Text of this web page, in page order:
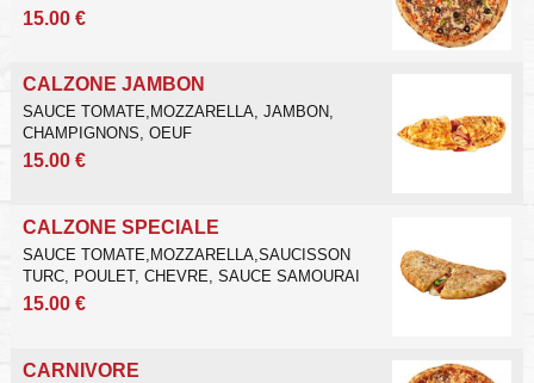
15.00 €
CALZONE JAMBON
SAUCE TOMATE,MOZZARELLA, JAMBON,
CHAMPIGNONS, OEUF
15.00 €
CALZONE SPECIALE
SAUCE TOMATE,MOZZARELLA,SAUCISSON
TURC, POULET, CHEVRE, SAUCE SAMOURAI
15.00 €
CARNIVORE